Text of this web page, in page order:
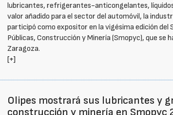
lubricantes, refrigerantes-anticongelantes,
valor añadido para el sector del automóvil, la
participó como expositor en la vigésima edición del
Públicas, Construcción y Minería (Smopyc), que se
Zaragoza.
[+]
Olipes mostrará sus lubricantes y
construcción y minería en Smopyc